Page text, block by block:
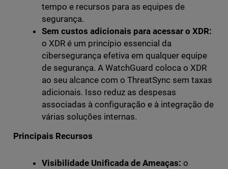
tempo e recursos para as equipes de
segurança.
Sem custos adicionais para acessar o XDR:
o XDR é um princípio essencial da
cibersegurança efetiva em qualquer equipe
de segurança. A WatchGuard coloca o XDR
ao seu alcance com o ThreatSync sem taxas
adicionais. Isso reduz as despesas
associadas à configuração e à integração de
várias soluções internas.
Principais Recursos
Visibilidade Unificada de Ameaças: o